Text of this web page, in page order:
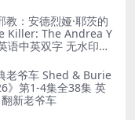
：安德烈娅·耶茨的
Killer: The Andrea Y
中英双字 无水印纯
老爷车 Shed & Burie
》第1-4集全38集 英
新老爷车